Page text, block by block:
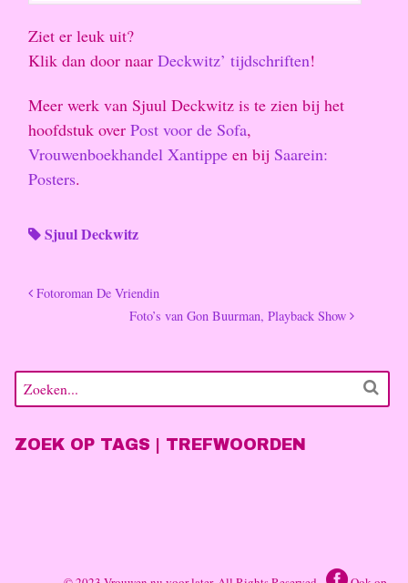
Ziet er leuk uit?
Klik dan door naar Deckwitz’ tijdschriften!
Meer werk van Sjuul Deckwitz is te zien bij het
hoofdstuk over Post voor de Sofa,
Vrouwenboekhandel Xantippe en bij Saarein:
Posters.
Sjuul Deckwitz
Fotoroman De Vriendin
Foto’s van Gon Buurman, Playback Show
ZOEK OP TAGS | TREFWOORDEN